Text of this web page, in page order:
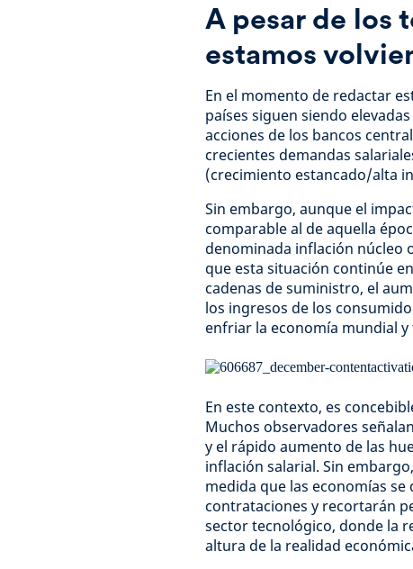
A pesar de los
estamos
En el momento de redactar
países siguen siendo
acciones de los bancos
crecientes demandas
(crecimiento estancado/alta
Sin embargo, aunque el
comparable al de aquella
denominada inflación núcleo
que esta situación continúe
cadenas de suministro, el
los ingresos de los
enfriar la economía mundial
En este contexto, es
Muchos observadores
y el rápido aumento de las
inflación salarial. Sin
medida que las economías
contrataciones y recortarán
sector tecnológico, donde la
altura de la realidad